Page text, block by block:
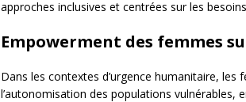
approches inclusives et centrées sur les
Empowerment des femmes
Dans les contextes d’urgence humanitaire,
l’autonomisation des populations vulnérables,